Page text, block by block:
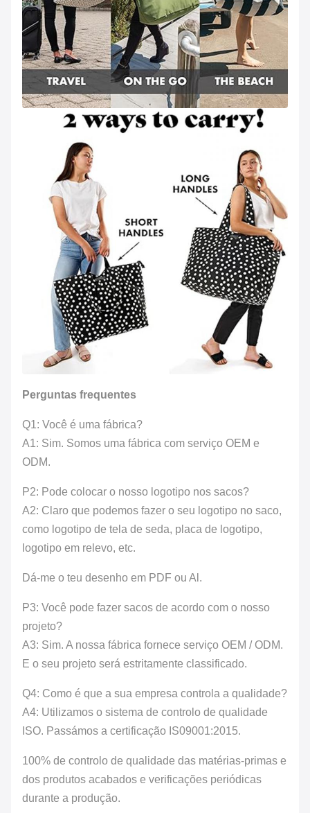
Perguntas frequentes
Q1: Você é uma fábrica?
A1: Sim. Somos uma fábrica com serviço OEM e
ODM.
P2: Pode colocar o nosso logotipo nos sacos?
A2: Claro que podemos fazer o seu logotipo no saco,
como logotipo de tela de seda, placa de logotipo,
logotipo em relevo, etc.
Dá-me o teu desenho em PDF ou Al.
P3: Você pode fazer sacos de acordo com o nosso
projeto?
A3: Sim. A nossa fábrica fornece serviço OEM / ODM.
E o seu projeto será estritamente classificado.
Q4: Como é que a sua empresa controla a qualidade?
A4: Utilizamos o sistema de controlo de qualidade
ISO. Passámos a certificação IS09001:2015.
100% de controlo de qualidade das matérias-primas e
dos produtos acabados e verificações periódicas
durante a produção.